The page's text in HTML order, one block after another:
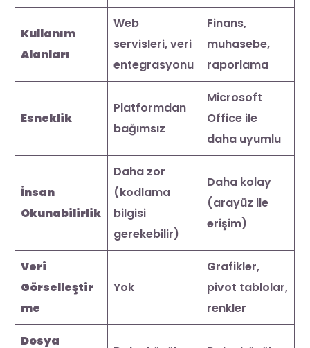
Kullanım
Alanları
Web
servisleri, veri
entegrasyonu
Finans,
muhasebe,
raporlama
Esneklik
Platformdan
bağımsız
Microsoft
Office ile
daha uyumlu
İnsan
Okunabilirlik
Daha zor
(kodlama
bilgisi
gerekebilir)
Daha kolay
(arayüz ile
erişim)
Veri
Görselleştir
me
Yok
Grafikler,
pivot tablolar,
renkler
Dosya